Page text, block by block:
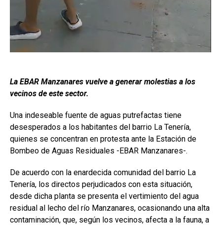
La EBAR Manzanares vuelve a generar molestias a los
vecinos de este sector.
Una indeseable fuente de aguas putrefactas tiene
desesperados a los habitantes del barrio La Tenería,
quienes se concentran en protesta ante la Estación de
Bombeo de Aguas Residuales -EBAR Manzanares-.
De acuerdo con la enardecida comunidad del barrio La
Tenería, los directos perjudicados con esta situación,
desde dicha planta se presenta el vertimiento del agua
residual al lecho del río Manzanares, ocasionando una alta
contaminación, que, según los vecinos, afecta a la fauna, a